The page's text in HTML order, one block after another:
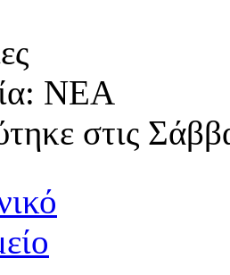
ΝΕΑ
στις